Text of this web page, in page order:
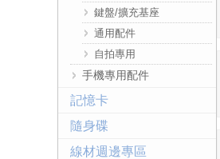
鍵盤/擴充基座
通用配件
自拍專用
手機專用配件
記憶卡
隨身碟
線材週邊專區